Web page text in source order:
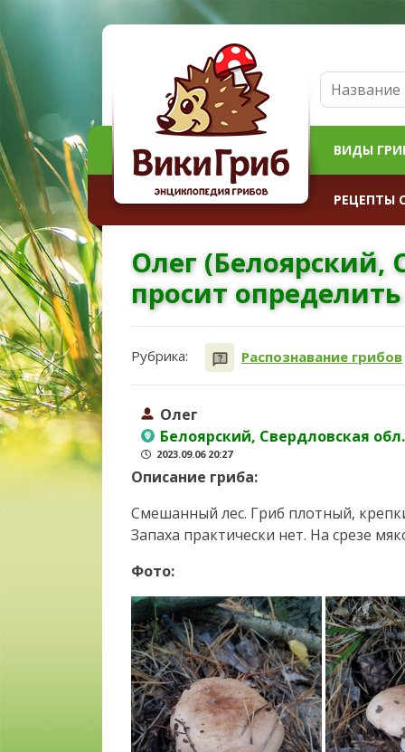
ВИДЫ
РЕЦЕПТЫ
Олег (Белоярский,
просит
Рубрика: Распознавание грибов
Олег
Белоярский, Свердловская обл.
2023.09.06 20:27
Описание гриба:
Смешанный лес. Гриб плотный,
Запаха практически нет. На срезе
Фото: